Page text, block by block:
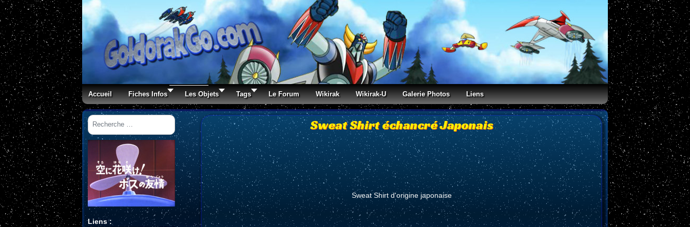
Accueil Fiches Infos Les Objets Tags Le Forum Wikirak Wikirak-U Galerie Photos Liens
Rechercher
Liens :
Sweat Shirt échancré Japonais
Sweat Shirt d'origine japonaise